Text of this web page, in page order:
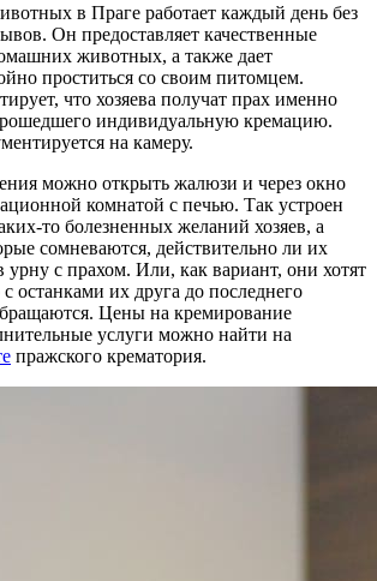
в Праге работает каждый день без
Он предоставляет качественные
животных, а также дает
проститься со своим питомцем.
что хозяева получат прах именно
индивидуальную кремацию.
на камеру.
можно открыть жалюзи и через окно
комнатой с печью. Так устроен
то болезненных желаний хозяев, а
сомневаются, действительно ли их
урну с прахом. Или, как вариант, они хотят
останками их друга до последнего
Цены на кремирование
услуги можно найти на
пражского крематория.